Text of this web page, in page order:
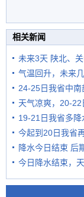
相关新闻
未来3天 陕北、
气温回升，未来
24-25日我省中
天气凉爽，20-
19-21日我省多
今起到20日我省
降水今日结束 后
今日降水结束，